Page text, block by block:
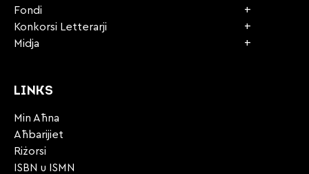
Fondi
Konkorsi Letterarji
Midja
LINKS
Min Aħna
Aħbarijiet
Riżorsi
ISBN u ISMN